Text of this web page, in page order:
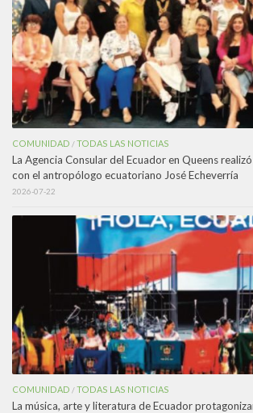
COMUNIDAD /TODAS LAS NOTICIAS
La Agencia Consular del Ecuador en Queens
con el antropólogo ecuatoriano José Echeverría
2026-07-22
COMUNIDAD /TODAS LAS NOTICIAS
La música, arte y literatura de Ecuador